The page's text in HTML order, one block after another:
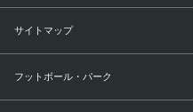
サイトマップ
フットボール・パーク